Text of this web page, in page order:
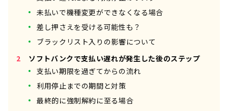
未払いで機種変更ができなくなる場合
差し押さえを受ける可能性も？
ブラックリスト入りの影響について
ソフトバンクで支払い遅れが発生した後のステップ
支払い期限を過ぎてからの流れ
利用停止までの期間と対策
最終的に強制解約に至る場合